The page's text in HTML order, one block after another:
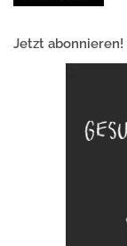
Jetzt abonnieren!